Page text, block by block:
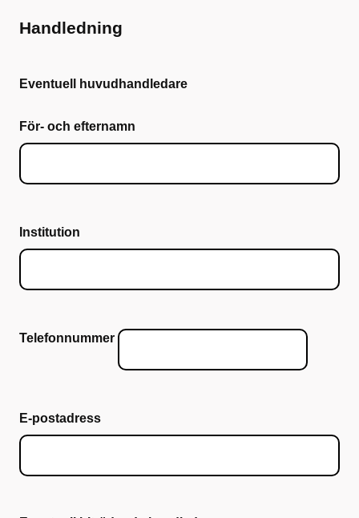
Handledning
Eventuell huvudhandledare
För- och efternamn
Institution
Telefonnummer
E-postadress